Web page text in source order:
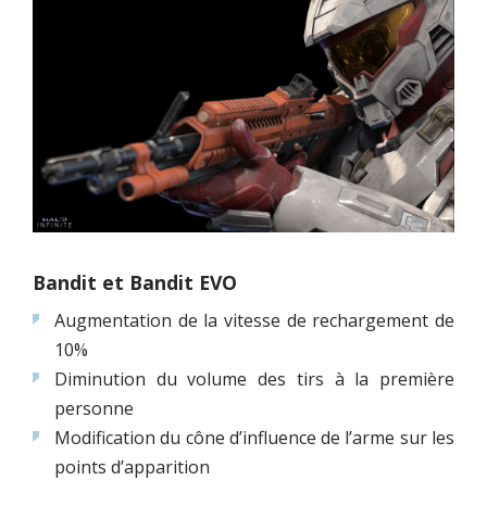
Bandit et Bandit EVO
Augmentation de la vitesse de rechargement de
10%
Diminution du volume des tirs à la première
personne
Modification du cône d’influence de l’arme sur les
points d’apparition